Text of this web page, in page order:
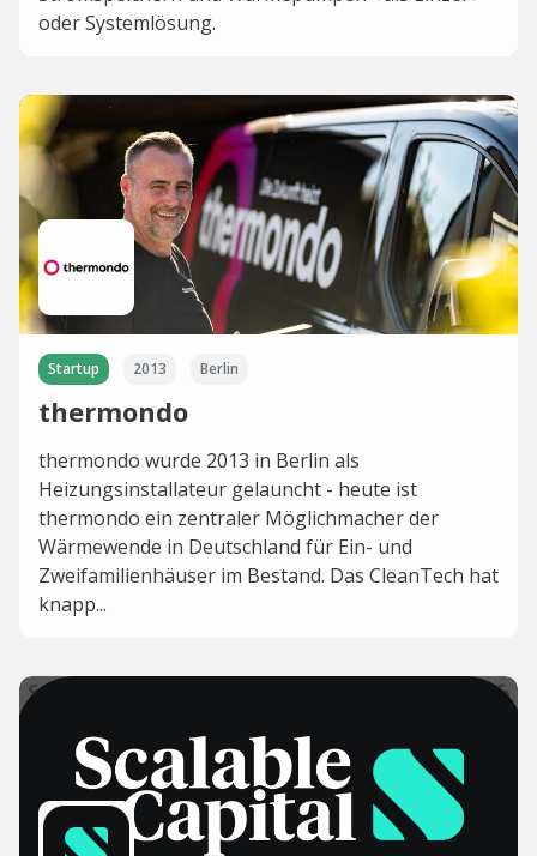
oder Systemlösung.
Startup 2013 Berlin
thermondo
thermondo wurde 2013 in Berlin als
Heizungsinstallateur gelauncht - heute ist
thermondo ein zentraler Möglichmacher der
Wärmewende in Deutschland für Ein- und
Zweifamilienhäuser im Bestand. Das CleanTech hat
knapp...